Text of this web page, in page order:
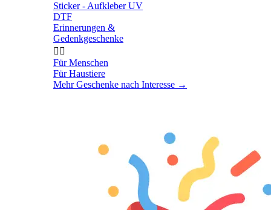
Sticker - Aufkleber UV
DTF
Erinnerungen &
Gedenkgeschenke
 
Für Menschen
Für Haustiere
Mehr Geschenke nach Interesse →